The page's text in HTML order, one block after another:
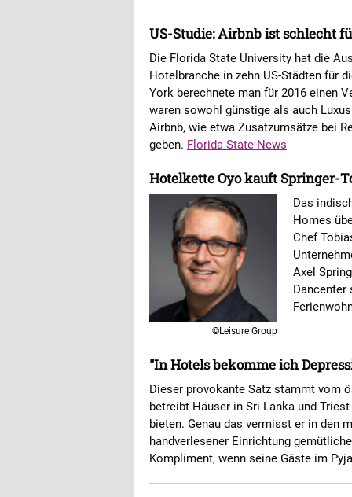
US-Studie: Airbnb ist schlecht
Die Florida State University hat die
Hotelbranche in zehn US-Städten für
York berechnete man für 2016 einen
waren sowohl günstige als auch
Airbnb, wie etwa Zusatzumsätze bei
geben. Florida State News
Hotelkette Oyo kauft Springer-
©Leisure Group
Das
Homes
Chef
Axel
Dancenter
"In Hotels bekomme ich
Dieser provokante Satz stammt vom
betreibt Häuser in Sri Lanka und
bieten. Genau das vermisst er in den
handverlesener Einrichtung
Kompliment, wenn seine Gäste im